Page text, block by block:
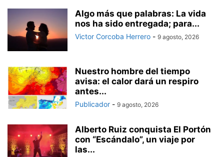
Algo más que palabras: La vida
nos ha sido entregada; para...
Victor Corcoba Herrero - 9 agosto, 2026
Nuestro hombre del tiempo
avisa: el calor dará un respiro
antes...
Publicador - 9 agosto, 2026
Alberto Ruiz conquista El Portón
con “Escándalo”, un viaje por
las...